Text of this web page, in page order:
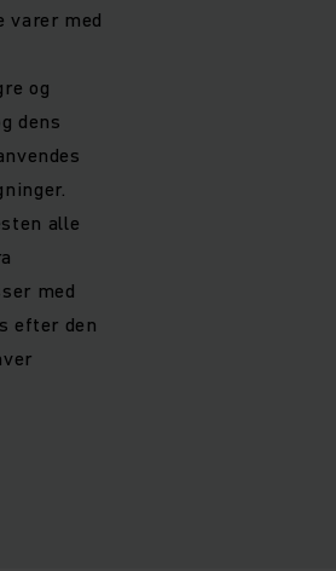
varer med
og
dens
alle
med
efter den